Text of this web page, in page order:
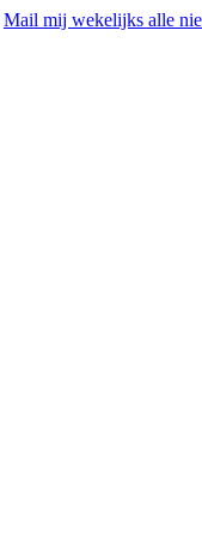
Mail mij wekelijks alle